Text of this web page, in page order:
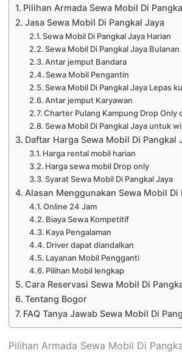
Pilihan Armada Sewa Mobil Di
Jasa Sewa Mobil Di Pangkal Jaya
Sewa Mobil Di Pangkal Jaya Harian
Sewa Mobil Di Pangkal Jaya Bulanan
Antar jemput Bandara
Sewa Mobil Pengantin
Sewa Mobil Di Pangkal Jaya Lepas
Antar jemput Karyawan
Charter Pulang Kampung Drop Only
Sewa Mobil Di Pangkal Jaya untuk
Daftar Harga Sewa Mobil Di Pangkal
Harga rental mobil harian
Harga sewa mobil Drop only
Syarat Sewa Mobil Di Pangkal Jaya
Alasan Menggunakan Sewa Mobil
Online 24 Jam
Biaya Sewa Kompetitif
Kaya Pengalaman
Driver dapat diandalkan
Layanan Mobil Pengganti
Pilihan Mobil lengkap
Cara Reservasi Sewa Mobil Di
Tentang Bogor
FAQ Tanya Jawab Sewa Mobil Di
Pilihan Armada Sewa Mobil Di